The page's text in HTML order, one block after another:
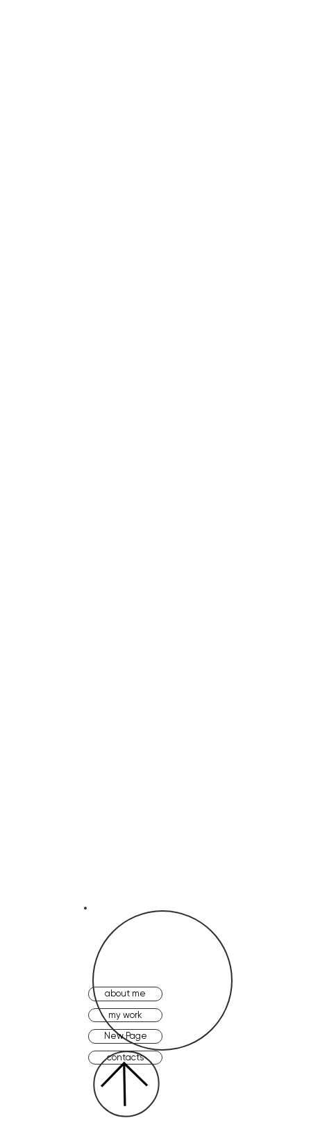
about me
my work
New Page
contacts